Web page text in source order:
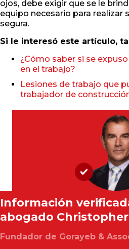
ojos, debe exigir que se le
equipo necesario para realizar
segura.
Si le interesó este artículo,
¿Cómo saber si se
en el trabajo?
Lesiones de trabajo que
trabajador de
Información
abogado Christopher
Fundador de Gorayeb &